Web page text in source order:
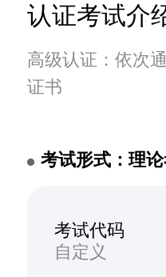
认证考试介
高级认证：依次
证书
考试形式：理
考试代码
自定义